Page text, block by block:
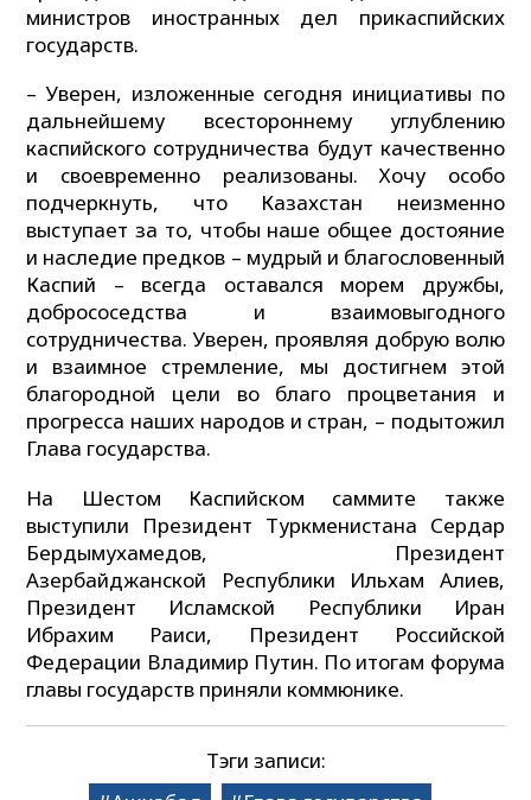
министров иностранных дел прикаспийских
государств.
– Уверен, изложенные сегодня инициативы по
дальнейшему всестороннему углублению
каспийского сотрудничества будут качественно
и своевременно реализованы. Хочу особо
подчеркнуть, что Казахстан неизменно
выступает за то, чтобы наше общее достояние
и наследие предков – мудрый и благословенный
Каспий – всегда оставался морем дружбы,
добрососедства и взаимовыгодного
сотрудничества. Уверен, проявляя добрую волю
и взаимное стремление, мы достигнем этой
благородной цели во благо процветания и
прогресса наших народов и стран, – подытожил
Глава государства.
На Шестом Каспийском саммите также
выступили Президент Туркменистана Сердар
Бердымухамедов, Президент
Азербайджанской Республики Ильхам Алиев,
Президент Исламской Республики Иран
Ибрахим Раиси, Президент Российской
Федерации Владимир Путин. По итогам форума
главы государств приняли коммюнике.
Тэги записи: